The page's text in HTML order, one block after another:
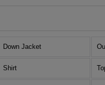
Down Jacket
Shirt